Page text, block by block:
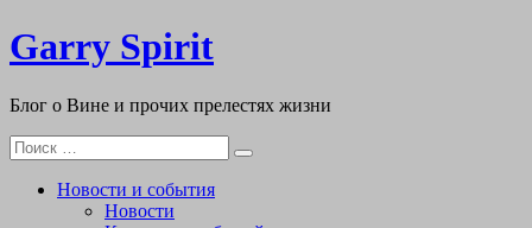
Перейти
к
Garry Spirit
Блог о Вине и прочих прелестях жизни
Поиск
для:
Новости и события
Новости